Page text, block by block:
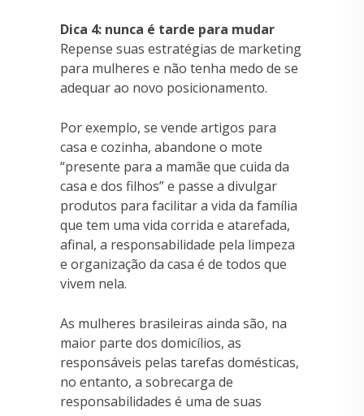
Dica 4: nunca é tarde para mudar
Repense suas estratégias de marketing
para mulheres e não tenha medo de se
adequar ao novo posicionamento.
Por exemplo, se vende artigos para
casa e cozinha, abandone o mote
“presente para a mamãe que cuida da
casa e dos filhos” e passe a divulgar
produtos para facilitar a vida da família
que tem uma vida corrida e atarefada,
afinal, a responsabilidade pela limpeza
e organização da casa é de todos que
vivem nela.
As mulheres brasileiras ainda são, na
maior parte dos domicílios, as
responsáveis pelas tarefas domésticas,
no entanto, a sobrecarga de
responsabilidades é uma de suas